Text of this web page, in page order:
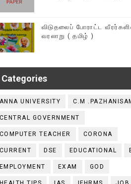
விடுதலைப் போராட்ட
வரலாறு ( தமிழ் )
Categories
ANNA UNIVERSITY C.M
CENTRAL GOVERNMENT
COMPUTER TEACHER CORONA
CURRENT DSE EDUCATIONAL
EMPLOYMENT EXAM GOD